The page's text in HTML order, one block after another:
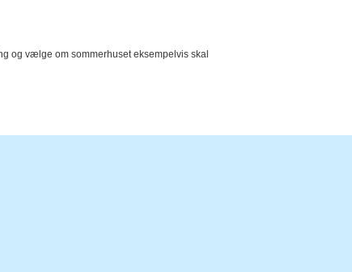
og vælge om sommerhuset eksempelvis skal